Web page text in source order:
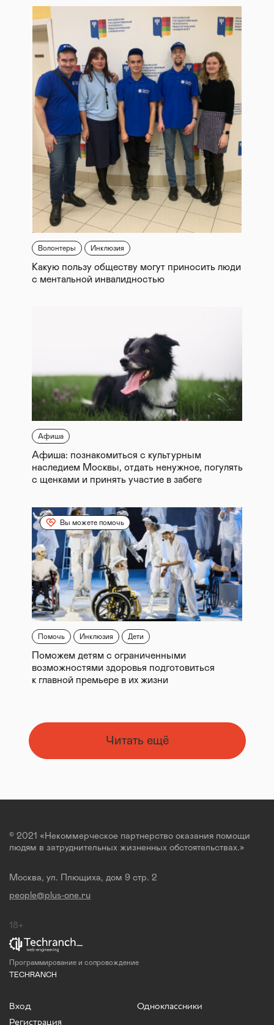
Волонтеры Инклюзия
Какую пользу обществу могут приносить люди
с ментальной инвалидностью
Афиша
Афиша: познакомиться с культурным
наследием Москвы, отдать ненужное, погулять
с щенками и принять участие в забеге
Вы можете помочь
Помочь Инклюзия Дети
Поможем детям с ограниченными
возможностями здоровья подготовиться
к главной премьере в их жизни
Читать ещё
© 2021 «Некоммерческое партнерство оказания помощи
людям в затруднительных жизненных обстоятельствах.»
Москва, ул. Плющиха, дом 9 стр. 2
people@plus-one.ru
18+
Программирование и сопровождение
TECHRANCH
Вход
Регистрация
Одноклассники